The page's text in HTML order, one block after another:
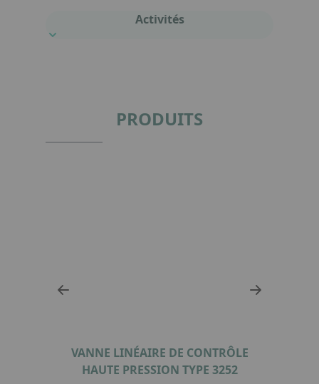
Activités
PRODUITS
VANNE LINÉAIRE DE CONTRÔLE
HAUTE PRESSION TYPE 3252